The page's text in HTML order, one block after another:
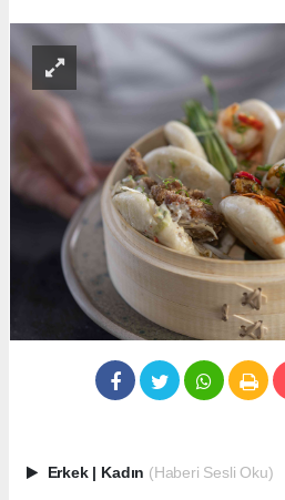
Erkek Kadın (Haberi Sesli Oku)